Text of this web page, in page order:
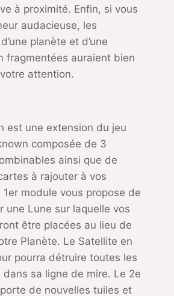
à proximité. Enfin, si vous
audacieuse, les
planète et d’une
fragmentées auraient bien
attention.
est une extension du jeu
composée de 3
ainsi que de
à rajouter à vos
module vous propose de
une Lune sur laquelle vos
être placées au lieu de
Planète. Le Satellite en
pourra détruire toutes les
dans sa ligne de mire. Le 2e
de nouvelles tuiles et